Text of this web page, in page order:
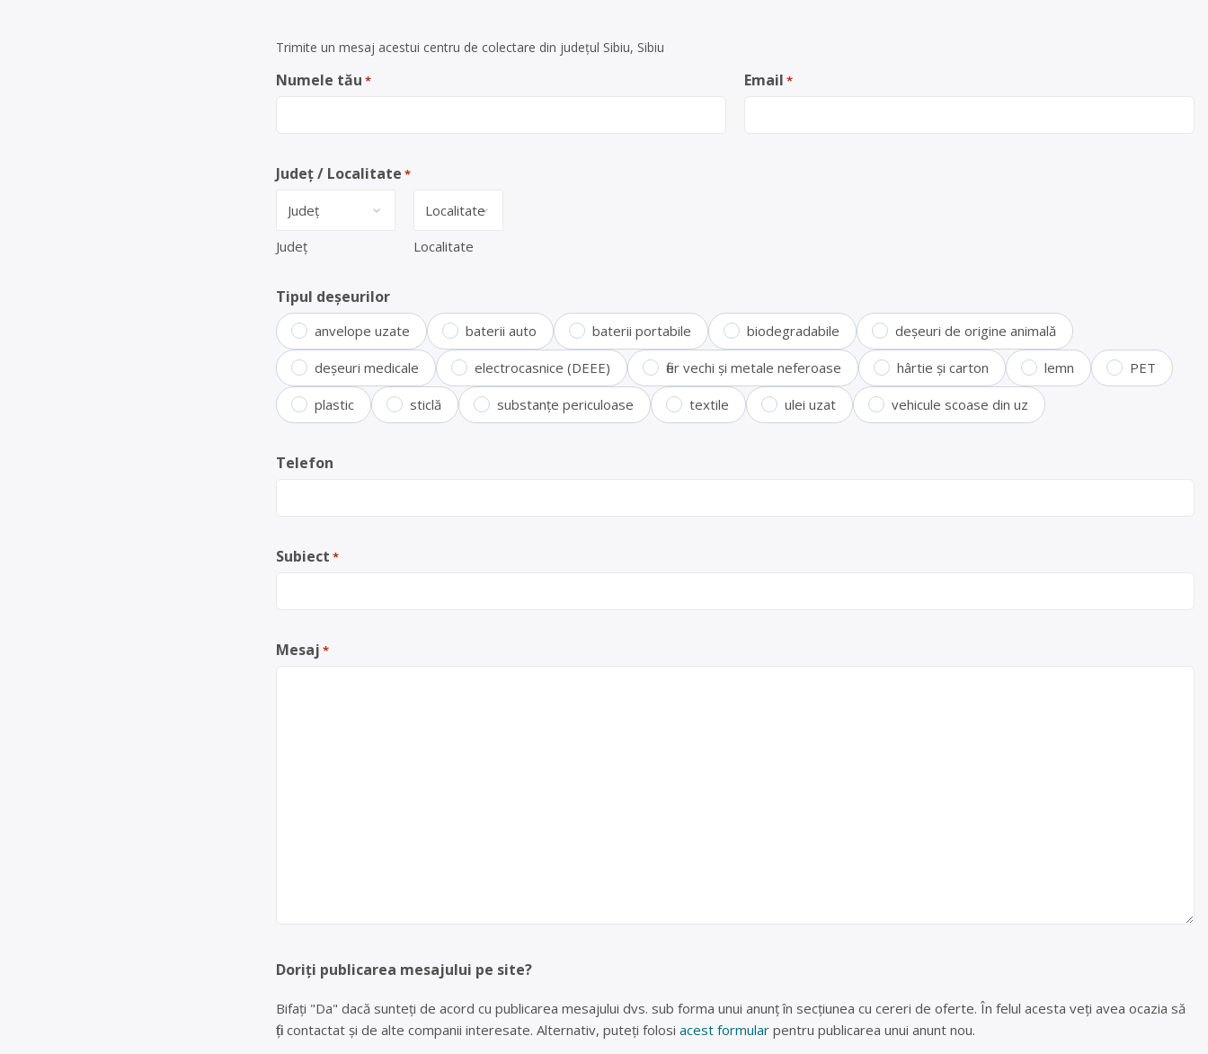
Trimite un mesaj acestui centru de colectare din județul Sibiu, Sibiu
Numele tău * Email *
Județ / Localitate *
Județ Localitate
Tipul deșeurilor
anvelope uzate baterii auto baterii portabile biodegradabile deșeuri de origine animală
deșeuri medicale electrocasnice (DEEE) fier vechi și metale neferoase hârtie și carton lemn PET
plastic sticlă substanțe periculoase textile ulei uzat vehicule scoase din uz
Telefon
Subiect *
Mesaj *
Doriți publicarea mesajului pe site?
Bifați "Da" dacă sunteți de acord cu publicarea mesajului dvs. sub forma unui anunț în secțiunea cu cereri de oferte. În felul acesta veți avea ocazia să
fiți contactat și de alte companii interesate. Alternativ, puteți folosi acest formular pentru publicarea unui anunt nou.